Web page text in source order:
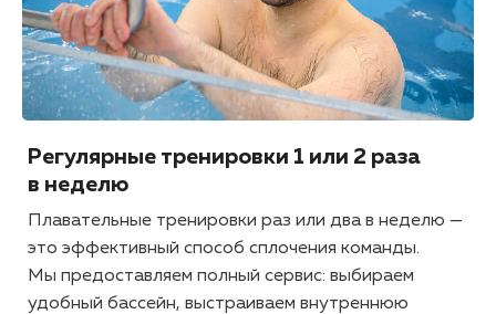
Регулярные тренировки 1 или 2 раза
в неделю
Плавательные тренировки раз или два в неделю —
это эффективный способ сплочения команды.
Мы предоставляем полный сервис: выбираем
удобный бассейн, выстраиваем внутреннюю